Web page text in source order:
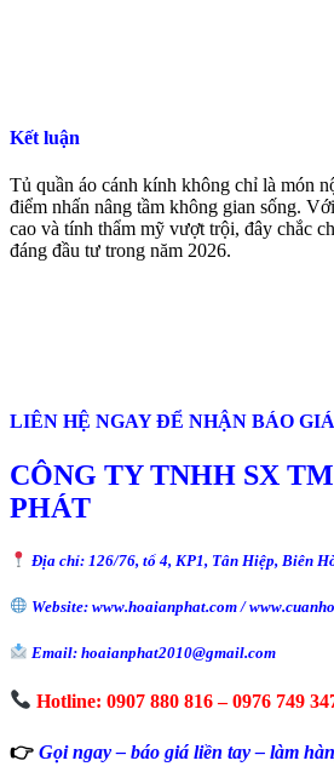
Kết luận
Tủ quần áo cánh kính không chỉ là món
điểm nhấn nâng tầm không gian sống.
cao và tính thẩm mỹ vượt trội, đây chắc
đáng đầu tư trong năm 2026.
LIÊN HỆ NGAY ĐỂ NHẬN BÁO
CÔNG TY TNHH SX
PHÁT
Địa chỉ: 126/76, tổ 4, KP1, Tân Hiệp, Biên
Website: www.hoaianphat.com /
Email: hoaianphat2010@gmail.com
Hotline: 0907 880 816 – 0976 749
👉 Gọi ngay – báo giá liền tay – làm